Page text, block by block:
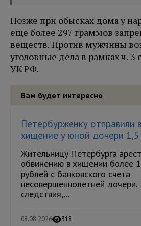
Позже при обысках дома у
еще более 297 граммов
веществ. Против мужчины
уголовные дела в рамках ч. 3
УК РФ.
Вам будет интересно
Петербурженку отправили
хищение у юной дочери 1,5
Жительницу Петербурга
обвинению в хищении более
рублей с банковского счета
несовершеннолетней дочери.
следствия,...
08.08.2026 318